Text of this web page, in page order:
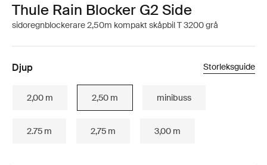
Thule Rain Blocker G2 Side
sidoregnblockerare 2,50m kompakt skåpbil T 3200 grå
Djup Storleksguide
2,00 m 2,50 m minibuss
2.75 m 2,75 m 3,00 m